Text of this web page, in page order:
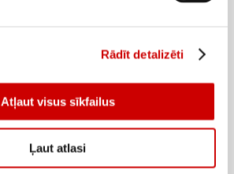
Rādīt detalizēti
Atļaut visus sīkfailus
Ļaut atlasi